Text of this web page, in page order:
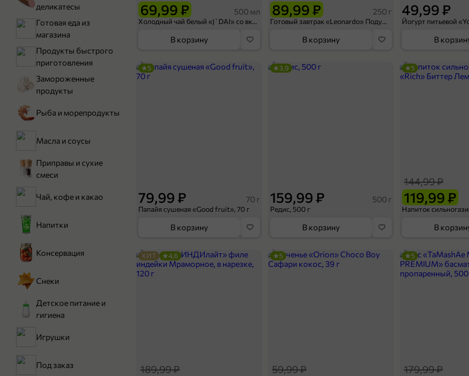
деликатесы
Готовая еда из
магазина
Продукты быстрого
приготовления
Замороженные
продукты
Рыба и морепродукты
Масла и соусы
Приправы и сухие
смеси
Чай, кофе и какао
Напитки
Консервация
Снеки
Детское питание и
гигиена
Игрушки
Под заказ
69,99 ₽ 500 мл
Холодный чай белый «J`DAI» со вкусом белого персика, 500 мл
В корзину
89,99 ₽ 250 г
Готовый завтрак «Leonardo» Подушечки с шоколадно-ореховой начинкой, 250 г
В корзину
49,99 ₽
В
79,99 ₽ 70 г
Папайя сушеная «Good fruit», 70 г
5
В корзину
159,99 ₽ 500 г
Редис, 500 г
3,9
В корзину
119,99 ₽
144,99 ₽
5
В
189,99 ₽
ХИТ 4,6
59,99 ₽
5
179,99 ₽
5